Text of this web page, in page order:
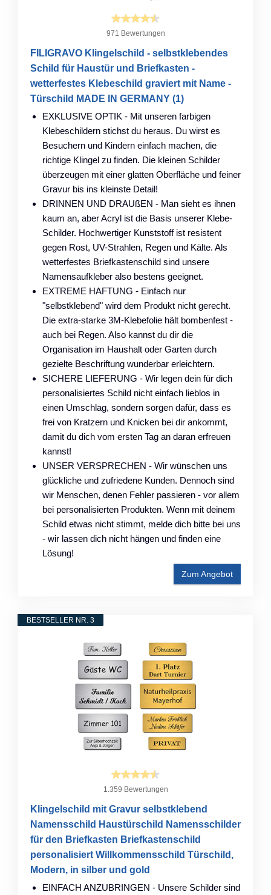
971 Bewertungen
FILIGRAVO Klingelschild - selbstklebendes
Schild für Haustür und Briefkasten -
wetterfestes Klebeschild graviert mit Name -
Türschild MADE IN GERMANY (1)
EXKLUSIVE OPTIK - Mit unseren farbigen
Klebeschildern stichst du heraus. Du wirst es
Besuchern und Kindern einfach machen, die
richtige Klingel zu finden. Die kleinen Schilder
überzeugen mit einer glatten Oberfläche und feiner
Gravur bis ins kleinste Detail!
DRINNEN UND DRAUßEN - Man sieht es ihnen
kaum an, aber Acryl ist die Basis unserer Klebe-
Schilder. Hochwertiger Kunststoff ist resistent
gegen Rost, UV-Strahlen, Regen und Kälte. Als
wetterfestes Briefkastenschild sind unsere
Namensaufkleber also bestens geeignet.
EXTREME HAFTUNG - Einfach nur
"selbstklebend" wird dem Produkt nicht gerecht.
Die extra-starke 3M-Klebefolie hält bombenfest -
auch bei Regen. Also kannst du dir die
Organisation im Haushalt oder Garten durch
gezielte Beschriftung wunderbar erleichtern.
SICHERE LIEFERUNG - Wir legen dein für dich
personalisiertes Schild nicht einfach lieblos in
einen Umschlag, sondern sorgen dafür, dass es
frei von Kratzern und Knicken bei dir ankommt,
damit du dich vom ersten Tag an daran erfreuen
kannst!
UNSER VERSPRECHEN - Wir wünschen uns
glückliche und zufriedene Kunden. Dennoch sind
wir Menschen, denen Fehler passieren - vor allem
bei personalisierten Produkten. Wenn mit deinem
Schild etwas nicht stimmt, melde dich bitte bei uns
- wir lassen dich nicht hängen und finden eine
Lösung!
Zum Angebot
BESTSELLER NR. 3
1.359 Bewertungen
Klingelschild mit Gravur selbstklebend
Namensschild Haustürschild Namensschilder
für den Briefkasten Briefkastenschild
personalisiert Willkommensschild Türschild,
Modern, in silber und gold
EINFACH ANZUBRINGEN - Unsere Schilder sind